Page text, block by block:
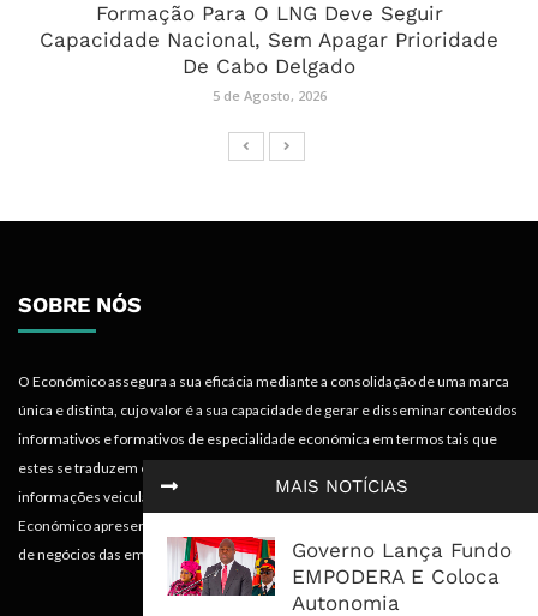
MAIS NOTÍCIAS
Governo Lança Fundo
EMPODERA E Coloca
Autonomia
Formação Para O LNG Deve Seguir
Capacidade Nacional, Sem Apagar Prioridade
De Cabo Delgado
5 de Agosto, 2026
SOBRE NÓS
O Económico assegura a sua eficácia mediante a consolidação de uma marca
única e distinta, cujo valor é a sua capacidade de gerar e disseminar conteúdos
informativos e formativos de especialidade económica em termos tais que
estes se traduzem em mais-valias para quem recebe, acompanha e absorve as
informações veiculadas nos diferentes meios do projecto. Portanto, o
Económico apresenta valências importantes para os objectivos institucionais e
de negócios das empresas.